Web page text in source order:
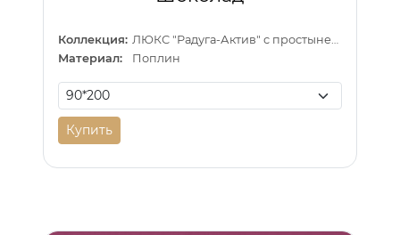
Коллекция:
Материал:
Поплин
Купить